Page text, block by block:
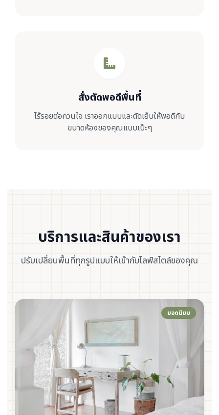
สั่งตัดพอดีพื้นที่
ไร้รอยต่อกวนใจ เราออกแบบและตัดเย็บให้พอดีกับ
ขนาดห้องของคุณแบบเป๊ะๆ
บริการและสินค้าของเรา
ปรับเปลี่ยนพื้นที่ทุกรูปแบบให้เข้ากับไลฟ์สไตล์ของคุณ
ยอดนิยม